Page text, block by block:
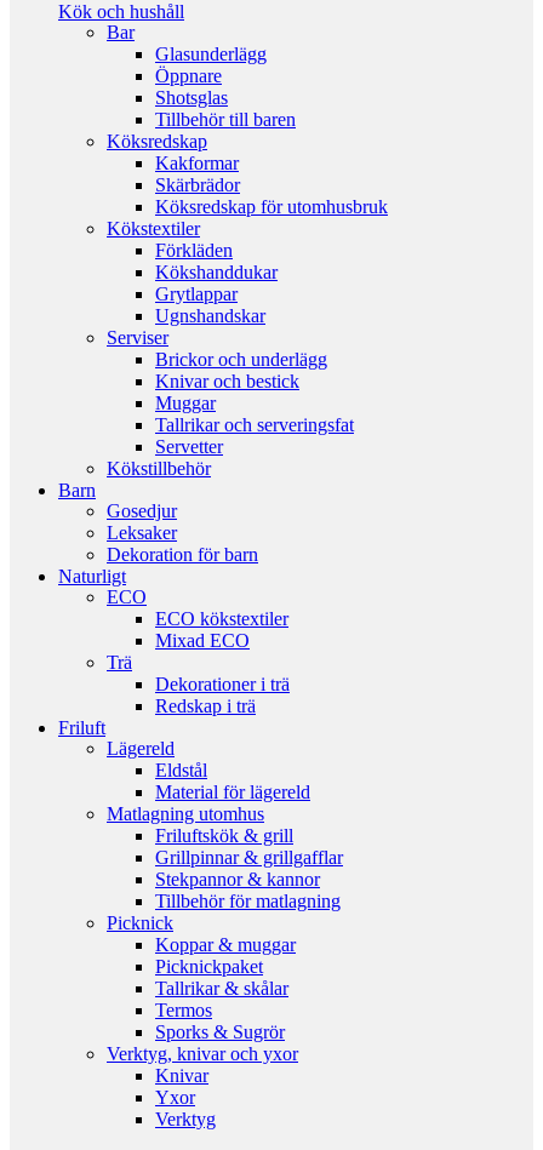
Kök och hushåll
Bar
Glasunderlägg
Öppnare
Shotsglas
Tillbehör till baren
Köksredskap
Kakformar
Skärbrädor
Köksredskap för utomhusbruk
Kökstextiler
Förkläden
Kökshanddukar
Grytlappar
Ugnshandskar
Serviser
Brickor och underlägg
Knivar och bestick
Muggar
Tallrikar och serveringsfat
Servetter
Kökstillbehör
Barn
Gosedjur
Leksaker
Dekoration för barn
Naturligt
ECO
ECO kökstextiler
Mixad ECO
Trä
Dekorationer i trä
Redskap i trä
Friluft
Lägereld
Eldstål
Material för lägereld
Matlagning utomhus
Friluftskök & grill
Grillpinnar & grillgafflar
Stekpannor & kannor
Tillbehör för matlagning
Picknick
Koppar & muggar
Picknickpaket
Tallrikar & skålar
Termos
Sporks & Sugrör
Verktyg, knivar och yxor
Knivar
Yxor
Verktyg